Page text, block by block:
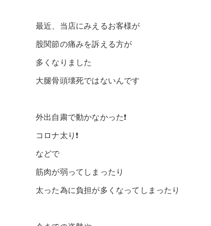
最近、当店にみえるお客様が
股関節の痛みを訴える方が
多くなりました
大腿骨頭壊死ではないんです
外出自粛で動かなかった❗️
コロナ太り❗️
などで
筋肉が弱ってしまったり
太った為に負担が多くなってしまったり